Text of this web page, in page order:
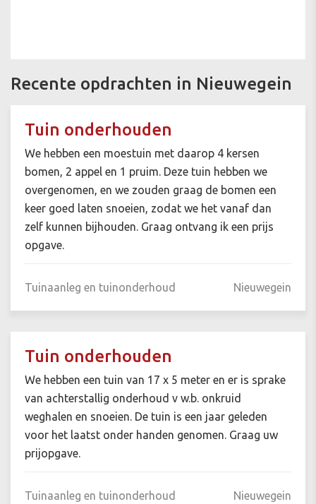
Recente opdrachten in Nieuwegein
Tuin onderhouden
We hebben een moestuin met daarop 4 kersen
bomen, 2 appel en 1 pruim. Deze tuin hebben we
overgenomen, en we zouden graag de bomen een
keer goed laten snoeien, zodat we het vanaf dan
zelf kunnen bijhouden. Graag ontvang ik een prijs
opgave.
Tuinaanleg en tuinonderhoud Nieuwegein
Tuin onderhouden
We hebben een tuin van 17 x 5 meter en er is sprake
van achterstallig onderhoud v w.b. onkruid
weghalen en snoeien. De tuin is een jaar geleden
voor het laatst onder handen genomen. Graag uw
prijopgave.
Tuinaanleg en tuinonderhoud Nieuwegein